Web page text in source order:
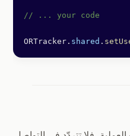
// ... your code
ORTracker. shared .